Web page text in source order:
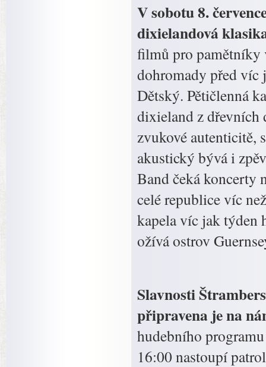
V sobotu 8.
dixielandová
filmů pro pamětníky
dohromady před víc
Dětský. Pětičlenná
dixieland z dřevních
zvukové autenticitě,
akustický bývá i
Band čeká koncerty
celé republice víc
kapela víc jak týden
ožívá ostrov
Slavnosti
připravena je na
hudebního
16:00 nastoupí